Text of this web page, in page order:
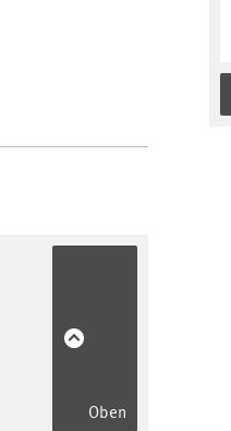
Oben